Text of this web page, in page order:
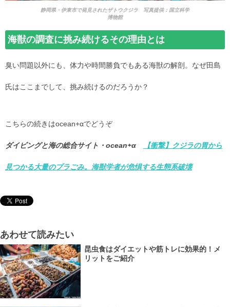
静岡県・伊東市で発見されたザトウクジラ 写真提供：国立科学
博物館
海獣の調査に挑み続けるその理由とは
臭い問題以外にも、体力や時間勝負でもある海獣の解剖。なぜ田島
氏はここまでして、挑み続けるのだろうか？
こちらの続きはocean+αでどうぞ
ダイビングと海の総合サイト・ocean+α 【衝撃】クジラの胃から
見つかる大量のプラごみ。海獣学者が危惧する生態系破壊
あわせて読みたい
昆虫食はダイエットや筋トレに効果的！メ
リットをご紹介